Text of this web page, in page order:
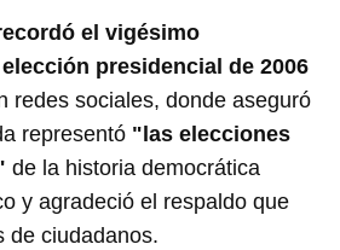
el vigésimo
presidencial de 2006
redes sociales, donde aseguró
representó "las elecciones
de la historia democrática
y agradeció el respaldo que
de ciudadanos.